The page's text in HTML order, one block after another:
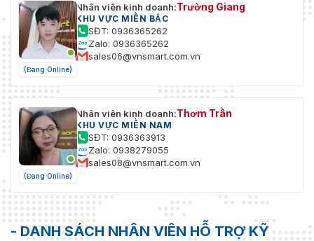
(Đang Online)
Nhân viên kinh doanh:Trường Giang
KHU VỰC MIỀN BẮC
SĐT: 0936365262
Zalo: 0936365262
sales06@vnsmart.com.vn
(Đang Online)
Nhân viên kinh doanh:Thơm Trần
KHU VỰC MIỀN NAM
SĐT: 0936363913
Zalo: 0938279055
sales08@vnsmart.com.vn
- DANH SÁCH NHÂN VIÊN HỖ TRỢ KỸ